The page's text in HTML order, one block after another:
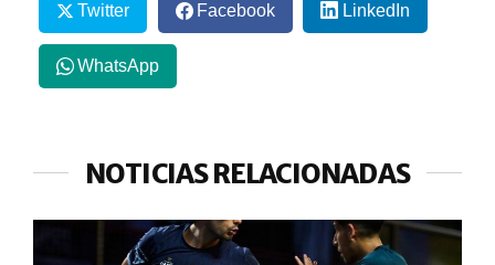
Twitter Facebook LinkedIn
WhatsApp
NOTICIAS RELACIONADAS